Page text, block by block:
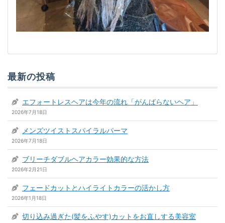
最新の投稿
エフォートレスヘアは今年の流れ「がんばらないヘア」
2026年7月18日
メンズツイストスパイラルパーマ
2026年7月18日
ブリーチダブルヘアカラー効果的な方法
2026年2月21日
フェードカットとハイライトカラーの活かし方
2026年1月18日
切り込み過ぎた(髪をふやす)カットをお直しする美容室